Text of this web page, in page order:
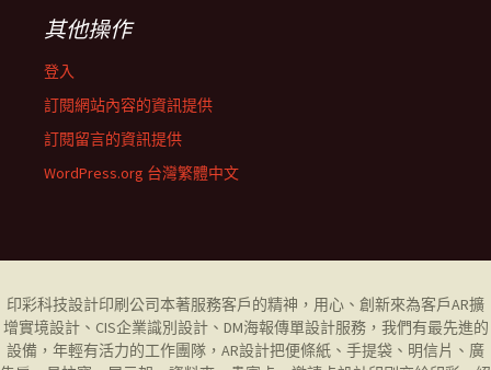
其他操作
登入
訂閱網站內容的資訊提供
訂閱留言的資訊提供
WordPress.org 台灣繁體中文
印彩科技設計印刷公司本著服務客戶的精神，用心、創新來為客戶AR擴
增實境設計、CIS企業識別設計、DM海報傳單設計服務，我們有最先進的
設備，年輕有活力的工作團隊，AR設計把便條紙、手提袋、明信片、廣